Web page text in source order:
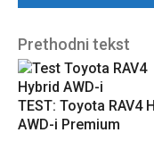
Prethodni tekst
TEST: Toyota RAV4
AWD-i Premium